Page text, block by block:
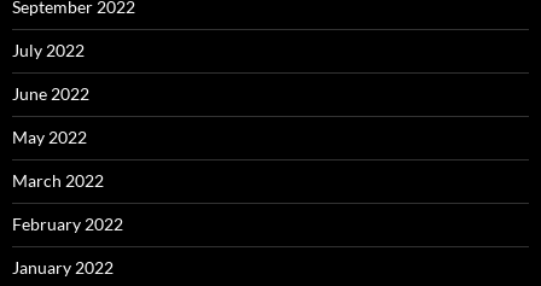
September 2022
July 2022
June 2022
May 2022
March 2022
February 2022
January 2022